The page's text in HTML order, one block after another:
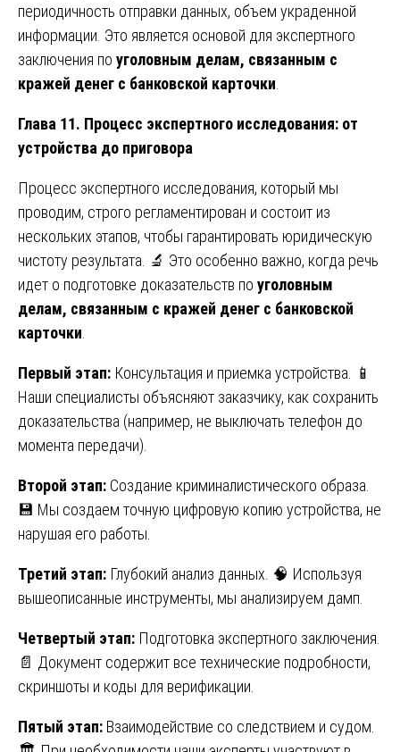
периодичность отправки данных, объем украденной
информации. Это является основой для экспертного
заключения по уголовным делам, связанным с
кражей денег с банковской карточки
Глава 11. Процесс экспертного исследования: от
устройства до приговора
Процесс экспертного исследования, который мы
проводим, строго регламентирован и состоит из
нескольких этапов, чтобы гарантировать юридическую
чистоту результата. 🔬 Это особенно важно, когда речь
идет о подготовке доказательств по уголовным
делам, связанным с кражей денег с банковской
карточки
Первый этап: Консультация и приемка устройства. 📱
Наши специалисты объясняют заказчику, как сохранить
доказательства (например, не выключать телефон до
момента передачи).
Второй этап: Создание криминалистического образа.
💾 Мы создаем точную цифровую копию устройства, не
нарушая его работы.
Третий этап: Глубокий анализ данных. 🧠 Используя
вышеописанные инструменты, мы анализируем дамп.
Четвертый этап: Подготовка экспертного заключения.
📄 Документ содержит все технические подробности,
скриншоты и коды для верификации.
Пятый этап: Взаимодействие со следствием и судом.